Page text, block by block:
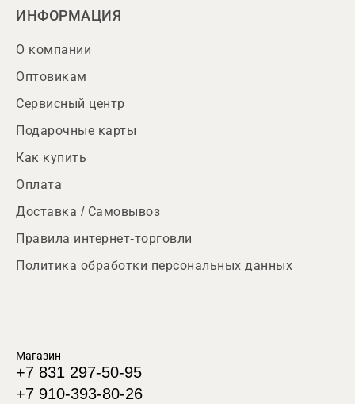
ИНФОРМАЦИЯ
О компании
Оптовикам
Сервисный центр
Подарочные карты
Как купить
Оплата
Доставка / Самовывоз
Правила интернет-торговли
Политика обработки персональных данных
Магазин
+7 831 297-50-95
+7 910-393-80-26